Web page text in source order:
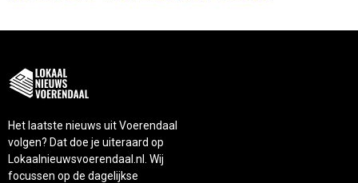
Het laatste nieuws uit Voerendaal
volgen? Dat doe je uiteraard op
Lokaalnieuwsvoerendaal.nl. Wij
focussen op de dagelijkse